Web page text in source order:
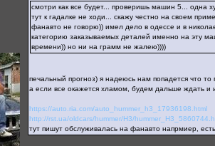
смотри как все будет... проверишь машин 5... одна
тут к гадалке не ходи... скажу честно на своем
фанавто не говорю)) имел дело в одессе и в
категорию заказываемых деталей именно на эту
времени)) но ни на грамм не жалею))))
печальный прогноз) я надеюсь нам попадется что то
а если все окажется хламом, будем дальше ждать и
https://auto.ria.com/auto_hummer_h3_17936198.html
http://rst.ua/oldcars/hummer/H3/
тут пишут обслуживалась на фанавто напрмиер,